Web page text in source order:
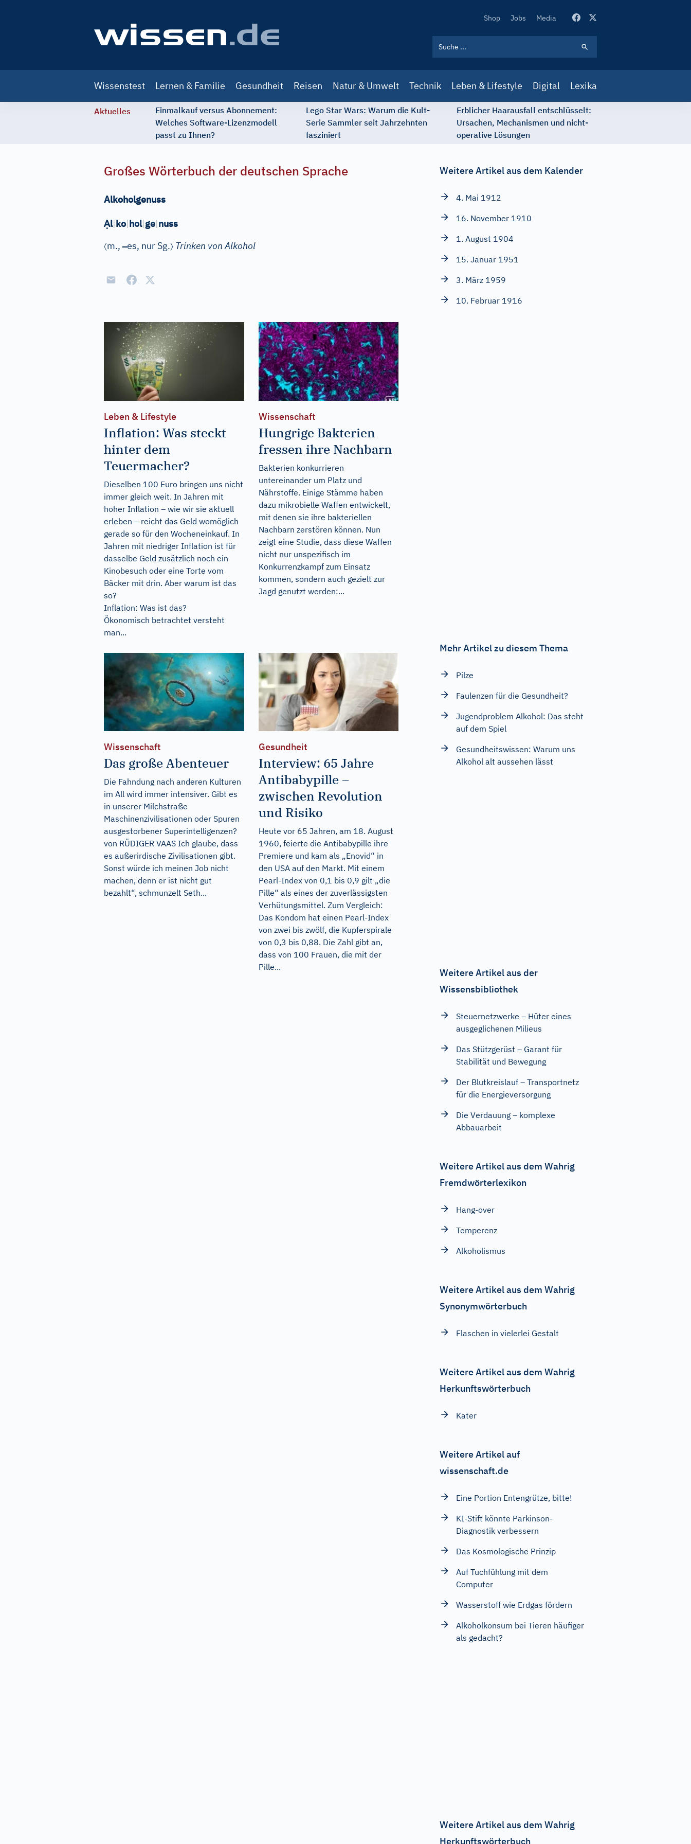
Secondary
Shop Jobs Media
navigation
Wissenstest Lernen & Familie Gesundheit Reisen Natur & Umwelt Technik Leben & Lifestyle Digital Lexika
Aktuelles
Einmalkauf versus Abonnement:
Welches Software-Lizenzmodell
passt zu Ihnen?
Lego Star Wars: Warum die Kult-
Serie Sammler seit Jahrzehnten
fasziniert
Erblicher Haarausfall entschlüsselt:
Ursachen, Mechanismen und nicht-
operative Lösungen
Großes Wörterbuch der deutschen Sprache
Alkoholgenuss
Ạl|ko|hol|ge|nuss
〈m.,–es, nur Sg.〉 Trinken von Alkohol
Leben & Lifestyle
Inflation: Was steckt
hinter dem
Teuermacher?
Dieselben 100 Euro bringen uns nicht
immer gleich weit. In Jahren mit
hoher Inflation – wie wir sie aktuell
erleben – reicht das Geld womöglich
gerade so für den Wocheneinkauf. In
Jahren mit niedriger Inflation ist für
dasselbe Geld zusätzlich noch ein
Kinobesuch oder eine Torte vom
Bäcker mit drin. Aber warum ist das
so?
Inflation: Was ist das?
Ökonomisch betrachtet versteht
man...
Wissenschaft
Hungrige Bakterien
fressen ihre Nachbarn
Bakterien konkurrieren
untereinander um Platz und
Nährstoffe. Einige Stämme haben
dazu mikrobielle Waffen entwickelt,
mit denen sie ihre bakteriellen
Nachbarn zerstören können. Nun
zeigt eine Studie, dass diese Waffen
nicht nur unspezifisch im
Konkurrenzkampf zum Einsatz
kommen, sondern auch gezielt zur
Jagd genutzt werden:...
Wissenschaft
Das große Abenteuer
Die Fahndung nach anderen Kulturen
im All wird immer intensiver. Gibt es
in unserer Milchstraße
Maschinenzivilisationen oder Spuren
ausgestorbener Superintelligenzen?
von RÜDIGER VAAS Ich glaube, dass
es außerirdische Zivilisationen gibt.
Sonst würde ich meinen Job nicht
machen, denn er ist nicht gut
bezahlt“, schmunzelt Seth...
Gesundheit
Interview: 65 Jahre
Antibabypille –
zwischen Revolution
und Risiko
Heute vor 65 Jahren, am 18. August
1960, feierte die Antibabypille ihre
Premiere und kam als „Enovid“ in
den USA auf den Markt. Mit einem
Pearl-Index von 0,1 bis 0,9 gilt „die
Pille“ als eines der zuverlässigsten
Verhütungsmittel. Zum Vergleich:
Das Kondom hat einen Pearl-Index
von zwei bis zwölf, die Kupferspirale
von 0,3 bis 0,88. Die Zahl gibt an,
dass von 100 Frauen, die mit der
Pille...
Weitere Artikel aus dem Kalender
4. Mai 1912
16. November 1910
1. August 1904
15. Januar 1951
3. März 1959
10. Februar 1916
Mehr Artikel zu diesem Thema
Pilze
Faulenzen für die Gesundheit?
Jugendproblem Alkohol: Das steht
auf dem Spiel
Gesundheitswissen: Warum uns
Alkohol alt aussehen lässt
Weitere Artikel aus der
Wissensbibliothek
Steuernetzwerke – Hüter eines
ausgeglichenen Milieus
Das Stützgerüst – Garant für
Stabilität und Bewegung
Der Blutkreislauf – Transportnetz
für die Energieversorgung
Die Verdauung – komplexe
Abbauarbeit
Weitere Artikel aus dem Wahrig
Fremdwörterlexikon
Hang-over
Temperenz
Alkoholismus
Weitere Artikel aus dem Wahrig
Synonymwörterbuch
Flaschen in vielerlei Gestalt
Weitere Artikel aus dem Wahrig
Herkunftswörterbuch
Kater
Weitere Artikel auf
wissenschaft.de
Eine Portion Entengrütze, bitte!
KI-Stift könnte Parkinson-
Diagnostik verbessern
Das Kosmologische Prinzip
Auf Tuchfühlung mit dem
Computer
Wasserstoff wie Erdgas fördern
Alkoholkonsum bei Tieren häufiger
als gedacht?
Weitere Artikel aus dem Wahrig
Herkunftswörterbuch